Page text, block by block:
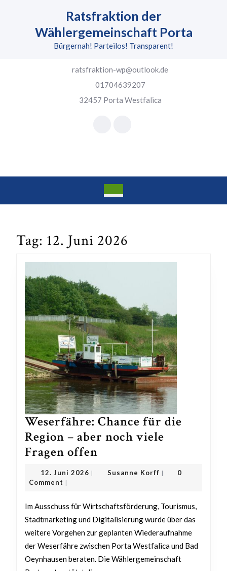
Ratsfraktion der
Wählergemeinschaft Porta
Bürgernah! Parteilos! Transparent!
ratsfraktion-wp@outlook.de
01704639207
32457 Porta Westfalica
Tag: 12. Juni 2026
Weserfähre: Chance für die
Region – aber noch viele
Fragen offen
Chance
Region
–
aber
noch
12. Juni 2026 12.
| Susanne KorffSusanne
|
0
Comment |
Im Ausschuss für Wirtschaftsförderung, Tourismus,
Stadtmarketing und Digitalisierung wurde über das
weitere Vorgehen zur geplanten Wiederaufnahme
der Weserfähre zwischen Porta Westfalica und Bad
Oeynhausen beraten. Die Wählergemeinschaft